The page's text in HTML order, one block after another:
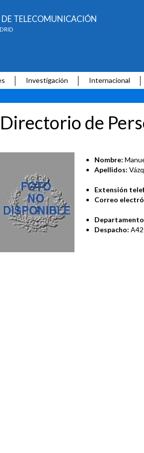
DE TELECOMUNICACIÓN
Investigación Internacional
Directorio de
Nombre:
Apellidos:
Extensión
Correo
Despacho: